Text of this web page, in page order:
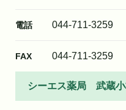
電話 044-711-3259
FAX 044-711-3259
シーエス薬局 武蔵